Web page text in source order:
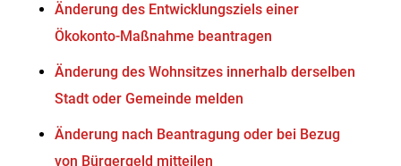
Änderung des Entwicklungsziels einer
Ökokonto-Maßnahme beantragen
Änderung des Wohnsitzes innerhalb derselben
Stadt oder Gemeinde melden
Änderung nach Beantragung oder bei Bezug
von Bürgergeld mitteilen